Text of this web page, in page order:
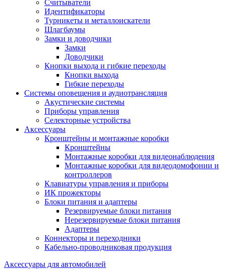
Считыватели
Идентификаторы
Турникеты и металлоискатели
Шлагбаумы
Замки и доводчики
Замки
Доводчики
Кнопки выхода и гибкие переходы
Кнопки выхода
Гибкие переходы
Системы оповещения и аудиотрансляция
Акустические системы
Приборы управления
Селекторные устройства
Аксессуары
Кронштейны и монтажные коробки
Кронштейны
Монтажные коробки для видеонаблюдения
Монтажные коробки для видеодомофонии и
контроллеров
Клавиатуры управления и приборы
ИК прожекторы
Блоки питания и адаптеры
Резервируемые блоки питания
Нерезервируемые блоки питания
Адаптеры
Коннекторы и переходники
Кабельно-проводниковая продукция
Аксессуары для автомобилей